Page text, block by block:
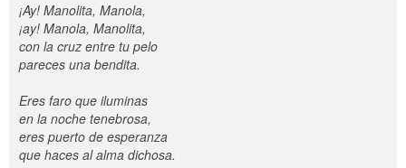
¡Ay! Manolita, Manola,
¡ay! Manola, Manolita,
con la cruz entre tu pelo
pareces una bendita.
Eres faro que iluminas
en la noche tenebrosa,
eres puerto de esperanza
que haces al alma dichosa.